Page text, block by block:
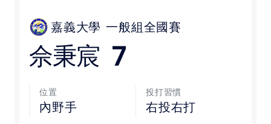
比賽場地
最新消息
下載專區
嘉義大學 一般組全國賽
佘秉宸 7
位置
內野手
投打習慣
右投右打